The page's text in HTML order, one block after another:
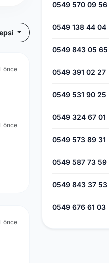
önce
önce
önce
0549 570 09 56
0549 138 44 04
0549 843 05 65
0549 391 02 27
0549 531 90 25
0549 324 67 01
0549 573 89 31
0549 587 73 59
0549 843 37 53
0549 676 61 03